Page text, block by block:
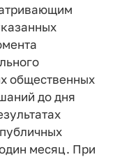
общественных
до дня
месяц. При